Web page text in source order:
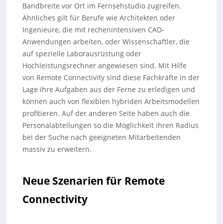
Bandbreite vor Ort im Fernsehstudio zugreifen.
Ähnliches gilt für Berufe wie Architekten oder
Ingenieure, die mit rechenintensiven CAD-
Anwendungen arbeiten, oder Wissenschaftler, die
auf spezielle Laborausrüstung oder
Hochleistungsrechner angewiesen sind. Mit Hilfe
von Remote Connectivity sind diese Fachkräfte in der
Lage ihre Aufgaben aus der Ferne zu erledigen und
können auch von flexiblen hybriden Arbeitsmodellen
profitieren. Auf der anderen Seite haben auch die
Personalabteilungen so die Möglichkeit ihren Radius
bei der Suche nach geeigneten Mitarbeitenden
massiv zu erweitern.
Neue Szenarien für Remote
Connectivity